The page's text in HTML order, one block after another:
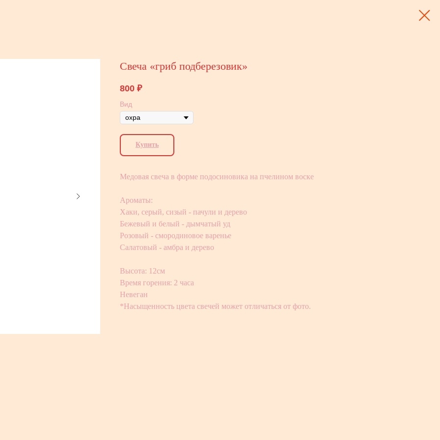
Свеча «гриб подберезовик»
800 ₽
Вид
Купить
Медовая свеча в форме подосиновика на пчелином воске
Ароматы:
Хаки, серый, сизый - пачули и дерево
Бежевый и белый - дымчатый уд
Розовый - смородиновое варенье
Салатовый - амбра и дерево
Высота: 12см
Время горения: 2 часа
Невеган
*Насыщенность цвета свечей может отличаться от фото.